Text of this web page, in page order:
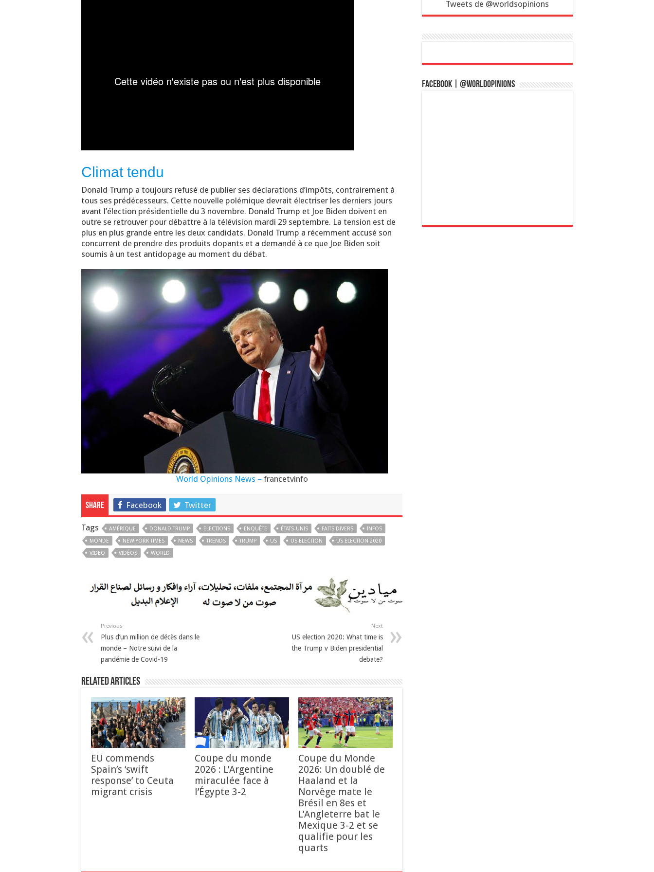
Climat tendu
Donald Trump a toujours refusé de publier ses déclarations d’impôts, contrairement à
tous ses prédécesseurs. Cette nouvelle polémique devrait électriser les derniers jours
avant l’élection présidentielle du 3 novembre. Donald Trump et Joe Biden doivent en
outre se retrouver pour débattre à la télévision mardi 29 septembre. La tension est de
plus en plus grande entre les deux candidats. Donald Trump a récemment accusé son
concurrent de prendre des produits dopants et a demandé à ce que Joe Biden soit
soumis à un test antidopage au moment du débat.
World Opinions News – francetvinfo
Share Facebook Twitter
Tags AMÉRIQUE DONALD TRUMP ELECTIONS ENQUÊTE ÉTATS-UNIS FAITS DIVERS
INFOS
MONDE
NEW YORK TIMES NEWS TRENDS TRUMP US US ELECTION
US ELECTION 2020
VIDEO
VIDÉOS WORLD
Previous
Plus d’un million de décès dans le
monde – Notre suivi de la
pandémie de Covid-19
Next
US election 2020: What time is
the Trump v Biden presidential
debate?
Related Articles
EU commends
Spain’s ‘swift
response’ to Ceuta
migrant crisis
Coupe du monde
2026 : L’Argentine
miraculée face à
l’Égypte 3-2
Coupe du Monde
2026: Un doublé de
Haaland et la
Norvège mate le
Brésil en 8es et
L’Angleterre bat le
Mexique 3-2 et se
qualifie pour les
quarts
Tweets de @worldsopinions
Facebook | @WorldOpinions